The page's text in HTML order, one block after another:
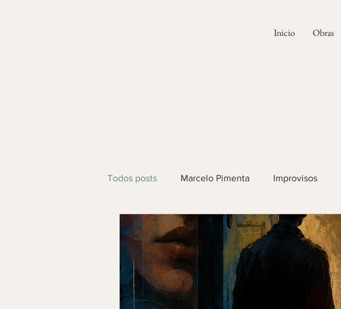
Inicio Obras
Todos posts Marcelo Pimenta Improvisos